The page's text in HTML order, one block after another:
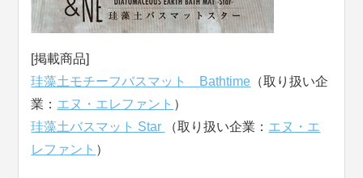
[掲載商品]
珪藻土モチーフバスマット Bathtime （取り扱い企
業： エヌ・エレファント ）
珪藻土バスマット Star
（取り扱い企業： エヌ・エ
レファント ）